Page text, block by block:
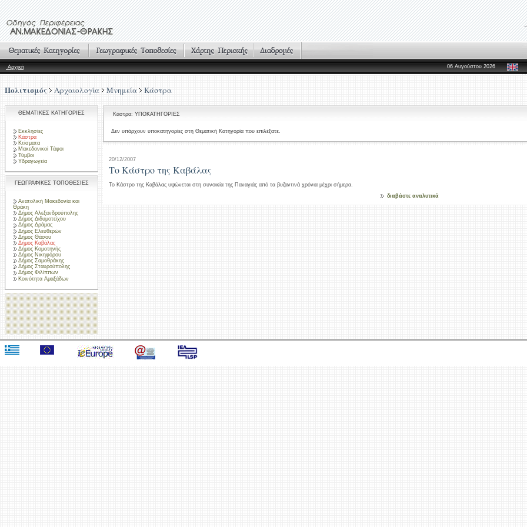
Αρχική 06 Αυγούστου 2026
Πολιτισμός Αρχαιολογία Μνημεία Κάστρα
ΘΕΜΑΤΙΚΕΣ ΚΑΤΗΓΟΡΙΕΣ
Εκκλησίες
Κάστρα
Κτίσματα
Μακεδονικοί Τάφοι
Τύμβοι
Υδραγωγεία
ΓΕΩΓΡΑΦΙΚΕΣ ΤΟΠΟΘΕΣΙΕΣ
Ανατολική Μακεδονία και
Θράκη
Δήμος Αλεξανδρούπολης
Δήμος Διδυμοτείχου
Δήμος Δράμας
Δήμος Ελευθερών
Δήμος Θάσου
Δήμος Καβάλας
Δήμος Κομοτηνής
Δήμος Νικηφόρου
Δήμος Σαμοθράκης
Δήμος Σταυρούπολης
Δήμος Φιλίππων
Κοινότητα Αμαξάδων
Κάστρα: ΥΠΟΚΑΤΗΓΟΡΙΕΣ
Δεν υπάρχουν υποκατηγορίες στη Θεματική Κατηγορία που επιλέξατε.
20/12/2007
Το Κάστρο της Καβάλας
Το Κάστρο της Καβάλας υψώνεται στη συνοικία της Παναγιάς από τα βυζαντινά χρόνια μέχρι σήμερα.
διαβάστε αναλυτικά